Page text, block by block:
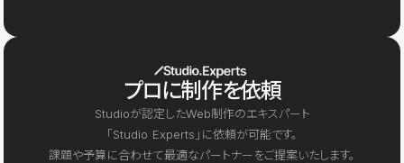
プロに制作を依頼
Studioが認定したWeb制作のエキスパート
「Studio Experts」に依頼が可能です。
課題や予算に合わせて最適なパートナーをご提案いたします。